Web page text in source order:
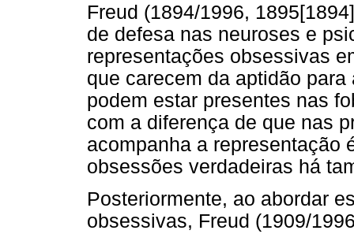
Freud (1894/1996,
de defesa nas neuroses e
representações obsessivas
que carecem da aptidão
podem estar presentes nas
com a diferença de que nas
acompanha a representação
obsessões verdadeiras há
Posteriormente, ao abordar
obsessivas, Freud (1909/